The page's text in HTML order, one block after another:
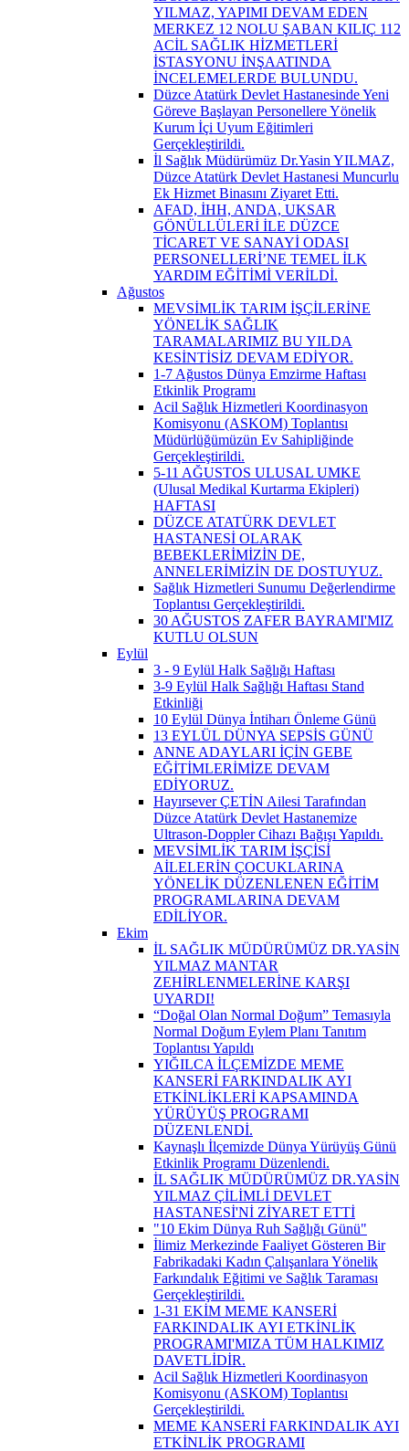
YILMAZ, YAPIMI DEVAM EDEN
MERKEZ 12 NOLU ŞABAN KILIÇ 112
ACİL SAĞLIK HİZMETLERİ
İSTASYONU İNŞAATINDA
İNCELEMELERDE BULUNDU.
Düzce Atatürk Devlet Hastanesinde Yeni
Göreve Başlayan Personellere Yönelik
Kurum İçi Uyum Eğitimleri
Gerçekleştirildi.
İl Sağlık Müdürümüz Dr.Yasin YILMAZ,
Düzce Atatürk Devlet Hastanesi Muncurlu
Ek Hizmet Binasını Ziyaret Etti.
AFAD, İHH, ANDA, UKSAR
GÖNÜLLÜLERİ İLE DÜZCE
TİCARET VE SANAYİ ODASI
PERSONELLERİ’NE TEMEL İLK
YARDIM EĞİTİMİ VERİLDİ.
Ağustos
MEVSİMLİK TARIM İŞÇİLERİNE
YÖNELİK SAĞLIK
TARAMALARIMIZ BU YILDA
KESİNTİSİZ DEVAM EDİYOR.
1-7 Ağustos Dünya Emzirme Haftası
Etkinlik Programı
Acil Sağlık Hizmetleri Koordinasyon
Komisyonu (ASKOM) Toplantısı
Müdürlüğümüzün Ev Sahipliğinde
Gerçekleştirildi.
5-11 AĞUSTOS ULUSAL UMKE
(Ulusal Medikal Kurtarma Ekipleri)
HAFTASI
DÜZCE ATATÜRK DEVLET
HASTANESİ OLARAK
BEBEKLERİMİZİN DE,
ANNELERİMİZİN DE DOSTUYUZ.
Sağlık Hizmetleri Sunumu Değerlendirme
Toplantısı Gerçekleştirildi.
30 AĞUSTOS ZAFER BAYRAMI'MIZ
KUTLU OLSUN
Eylül
3 - 9 Eylül Halk Sağlığı Haftası
3-9 Eylül Halk Sağlığı Haftası Stand
Etkinliği
10 Eylül Dünya İntiharı Önleme Günü
13 EYLÜL DÜNYA SEPSİS GÜNÜ
ANNE ADAYLARI İÇİN GEBE
EĞİTİMLERİMİZE DEVAM
EDİYORUZ.
Hayırsever ÇETİN Ailesi Tarafından
Düzce Atatürk Devlet Hastanemize
Ultrason-Doppler Cihazı Bağışı Yapıldı.
MEVSİMLİK TARIM İŞÇİSİ
AİLELERİN ÇOCUKLARINA
YÖNELİK DÜZENLENEN EĞİTİM
PROGRAMLARINA DEVAM
EDİLİYOR.
Ekim
İL SAĞLIK MÜDÜRÜMÜZ DR.YASİN
YILMAZ MANTAR
ZEHİRLENMELERİNE KARŞI
UYARDI!
“Doğal Olan Normal Doğum” Temasıyla
Normal Doğum Eylem Planı Tanıtım
Toplantısı Yapıldı
YIĞILCA İLÇEMİZDE MEME
KANSERİ FARKINDALIK AYI
ETKİNLİKLERİ KAPSAMINDA
YÜRÜYÜŞ PROGRAMI
DÜZENLENDİ.
Kaynaşlı İlçemizde Dünya Yürüyüş Günü
Etkinlik Programı Düzenlendi.
İL SAĞLIK MÜDÜRÜMÜZ DR.YASİN
YILMAZ ÇİLİMLİ DEVLET
HASTANESİ'Nİ ZİYARET ETTİ
"10 Ekim Dünya Ruh Sağlığı Günü"
İlimiz Merkezinde Faaliyet Gösteren Bir
Fabrikadaki Kadın Çalışanlara Yönelik
Farkındalık Eğitimi ve Sağlık Taraması
Gerçekleştirildi.
1-31 EKİM MEME KANSERİ
FARKINDALIK AYI ETKİNLİK
PROGRAMI'MIZA TÜM HALKIMIZ
DAVETLİDİR.
Acil Sağlık Hizmetleri Koordinasyon
Komisyonu (ASKOM) Toplantısı
Gerçekleştirildi.
MEME KANSERİ FARKINDALIK AYI
ETKİNLİK PROGRAMI